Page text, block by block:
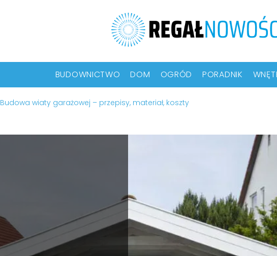
BUDOWNICTWO DOM OGRÓD PORADNIK
Budowa wiaty garażowej – przepisy, materiał, koszty